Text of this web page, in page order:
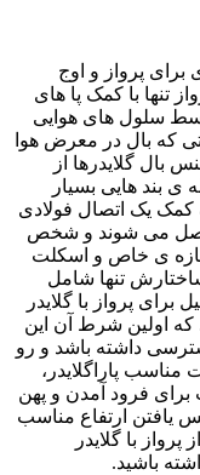
برای پرواز و اوج
تنها با کمک پا های
سلول های هوایی
که بال در معرض هوا
بال گلایدرها از
ی بند هایی بسیار
کمک یک اتصال فولادی
می شوند و شخص
سازه ی خاص و اسکلت
تنها شامل
پرواز با گلایدر
که اولین شرط آن این
داشته باشد و رو
مناسب پاراگلایدر،
فرود آمدن و پهن
یافتن ارتفاع مناسب
با گلایدر
باشید.